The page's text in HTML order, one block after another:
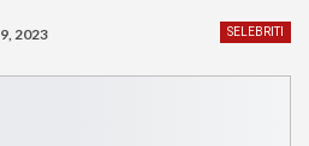
SELEBRITI
2023